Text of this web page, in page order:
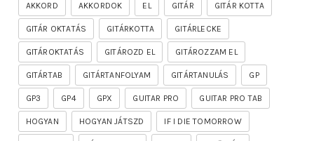
AKKORD AKKORDOK EL GITÁR GITÁR KOTTA
GITÁR OKTATÁS GITÁRKOTTA GITÁRLECKE
GITÁROKTATÁS GITÁROZD EL GITÁROZZAM EL
GITÁRTAB GITÁRTANFOLYAM GITÁRTANULÁS GP
GP3 GP4 GPX GUITAR PRO GUITAR PRO TAB
HOGYAN HOGYAN JÁTSZD IF I DIE TOMORROW